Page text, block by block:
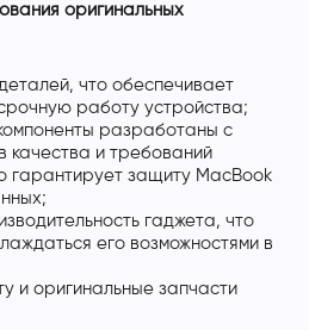
оригинальных
что обеспечивает
работу устройства;
разработаны с
качества и требований
гарантирует защиту MacBook
гаджета, что
его возможностями в
и оригинальные запчасти